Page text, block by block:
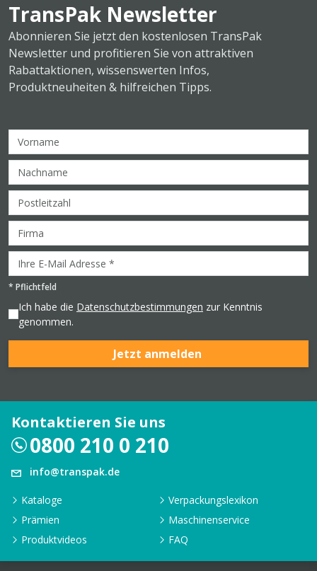
TransPak Newsletter
Abonnieren Sie jetzt den kostenlosen TransPak
Newsletter und profitieren Sie von attraktiven
Rabattaktionen, wissenswerten Infos,
Produktneuheiten & hilfreichen Tipps.
* Pflichtfeld
Ich habe die Datenschutzbestimmungen zur Kenntnis
genommen.
Jetzt anmelden
Kontaktieren Sie uns
0800 210 0 210
info@transpak.de
Kataloge
Verpackungslexikon
Prämien
Maschinenservice
Produktvideos
FAQ